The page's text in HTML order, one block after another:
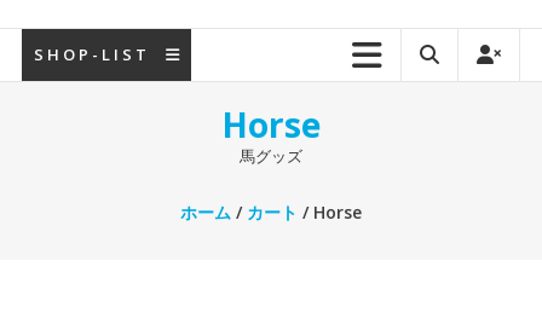
S H O P - L I S T
Horse
馬グッズ
ホーム/ カート / Horse